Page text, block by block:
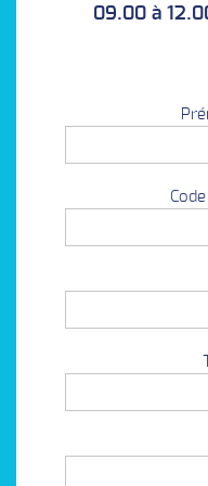
09.00 à